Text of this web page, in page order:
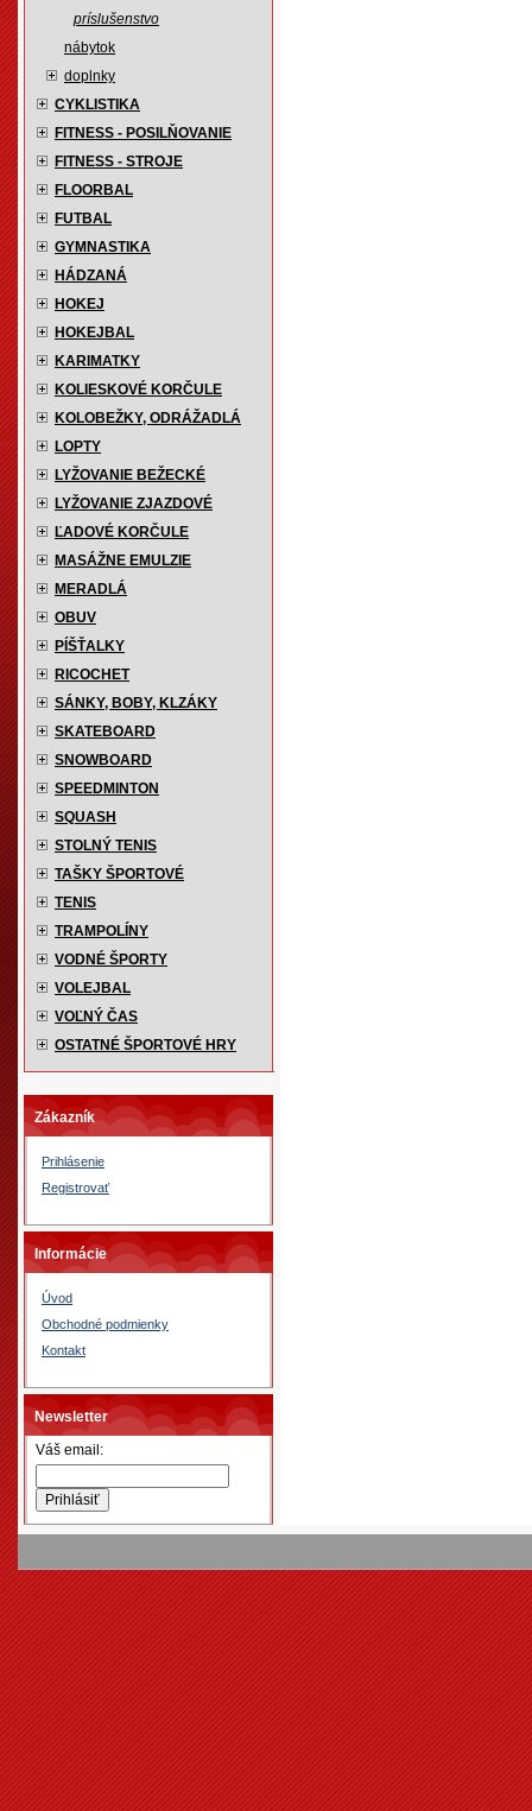
príslušenstvo
nábytok
doplnky
CYKLISTIKA
FITNESS - POSILŇOVANIE
FITNESS - STROJE
FLOORBAL
FUTBAL
GYMNASTIKA
HÁDZANÁ
HOKEJ
HOKEJBAL
KARIMATKY
KOLIESKOVÉ KORČULE
KOLOBEŽKY, ODRÁŽADLÁ
LOPTY
LYŽOVANIE BEŽECKÉ
LYŽOVANIE ZJAZDOVÉ
ĽADOVÉ KORČULE
MASÁŽNE EMULZIE
MERADLÁ
OBUV
PÍŠŤALKY
RICOCHET
SÁNKY, BOBY, KLZÁKY
SKATEBOARD
SNOWBOARD
SPEEDMINTON
SQUASH
STOLNÝ TENIS
TAŠKY ŠPORTOVÉ
TENIS
TRAMPOLÍNY
VODNÉ ŠPORTY
VOLEJBAL
VOĽNÝ ČAS
OSTATNÉ ŠPORTOVÉ HRY
Zákazník
Prihlásenie
Registrovať
Informácie
Úvod
Obchodné podmienky
Kontakt
Newsletter
Váš email: